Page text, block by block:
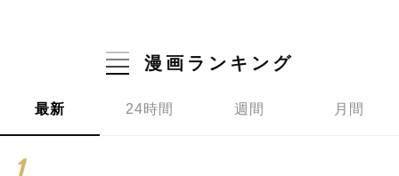
漫画ランキング
最新 24時間 週間 月間